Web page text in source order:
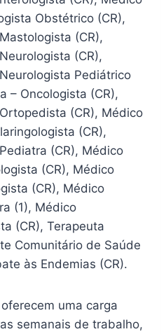
Obstétrico (CR),
(CR),
(CR),
Pediátrico
– Oncologista (CR),
(CR), Médico
(CR),
(CR), Médico
(CR), Médico
(CR), Médico
(1), Médico
(CR), Terapeuta
Comunitário de Saúde
às Endemias (CR).
uma carga
semanais de trabalho,